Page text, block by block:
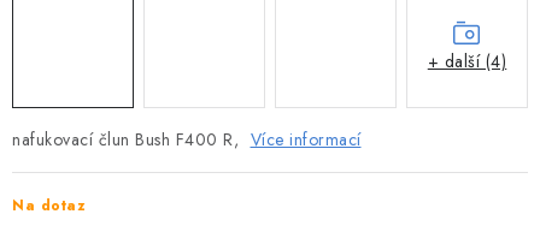
nafukovací člun Bush F400 R, Více informací
Na dotaz
+ další (4)